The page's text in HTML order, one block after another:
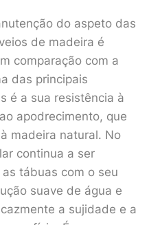
do aspeto das
de madeira é
comparação com a
das principais
é a sua resistência à
apodrecimento, que
madeira natural. No
continua a ser
tábuas com o seu
suave de água e
a sujidade e a